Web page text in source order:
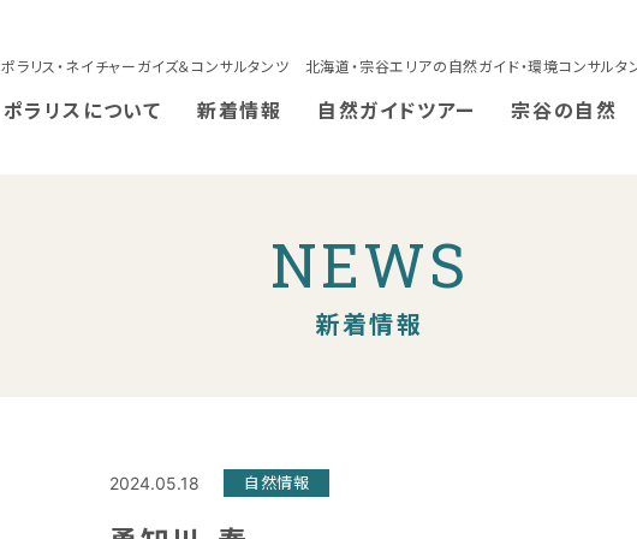
ポラリス・ネイチャーガイズ＆コンサルタンツ 北海道・宗谷エリアの自然ガイド・環境コンサルタ
ポラリスについて 新着情報 自然ガイドツアー 宗谷の自然
NEWS
新着情報
2024.05.18 自然情報